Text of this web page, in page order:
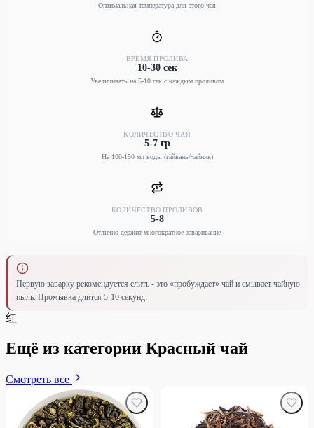
Оптимальная температура для этого чая
ВРЕМЯ ПРОЛИВА
10-30 сек
Увеличивать на 5-10 сек с каждым проливом
КОЛИЧЕСТВО ЧАЯ
5-7 гр
На 100-150 мл воды (гайвань/чайник)
КОЛИЧЕСТВО ПРОЛИВОВ
5-8
Отлично держит многократное заваривание
Первую заварку рекомендуется слить - это «пробуждает» чай и смывает чайную
пыль. Промывка длится 5-10 секунд.
红
Ещё из категории Красный чай
Смотреть все